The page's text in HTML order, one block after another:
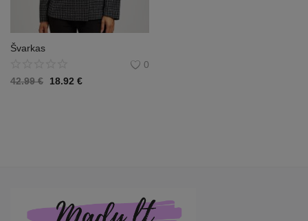
Švarkas
0
42.99€ 18.92 €